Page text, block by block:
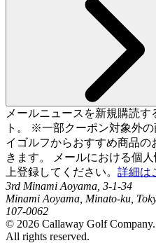
メールニュースを新規購読す
ト。 ※一部クーポン対象外
イゴルフからおすすめ商品
きます。 メールにおける個
上登録してください。 詳細は
3rd Minami Aoyama, 3-1-34
Minami Aoyama, Minato-ku,
107-0062
© 2026 Callaway Golf Company.
All rights reserved.